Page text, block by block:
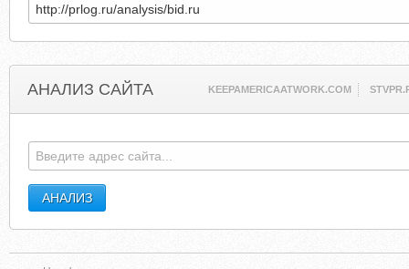
АНАЛИЗ САЙТА KEEPAMERICAATWORK.COM